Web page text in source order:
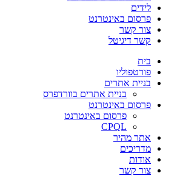
לידים
פרסום באינטרנט
צור קשר
קשר דיגיטל
בית
פורטפוליו
בניית אתרים
בניית אתרים בוורדפרס
פרסום באינטרנט
פרסום באינטרנט
CPQL
אתר מהיר
מדריכים
אודות
צור קשר